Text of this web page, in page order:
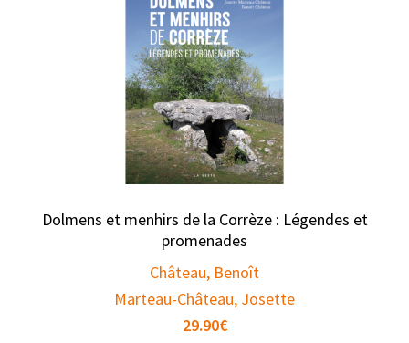
Dolmens et menhirs de la Corrèze : Légendes et
promenades
Château, Benoît
Marteau-Château, Josette
29.90€